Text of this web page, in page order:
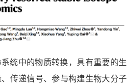
统中的物质转换，具有重要的生
传递信号、参与构建生物大分子